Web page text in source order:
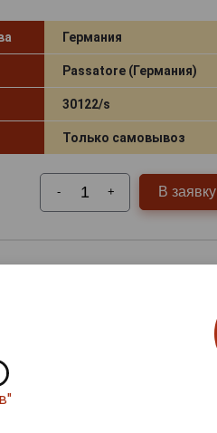
Германия
Passatore (Германия)
30122/s
Только самовывоз
- + В заявку